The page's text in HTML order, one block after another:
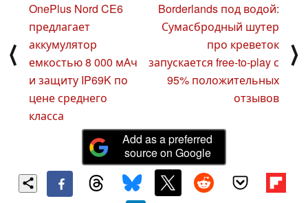
⟨
OnePlus Nord CE6
предлагает
аккумулятор
емкостью 8 000 мАч
и защиту IP69K по
цене среднего
класса
Borderlands под водой:
Сумасбродный шутер
про креветок
запускается free-to-play с
95% положительных
отзывов
⟩
Add as a preferred
source on Google